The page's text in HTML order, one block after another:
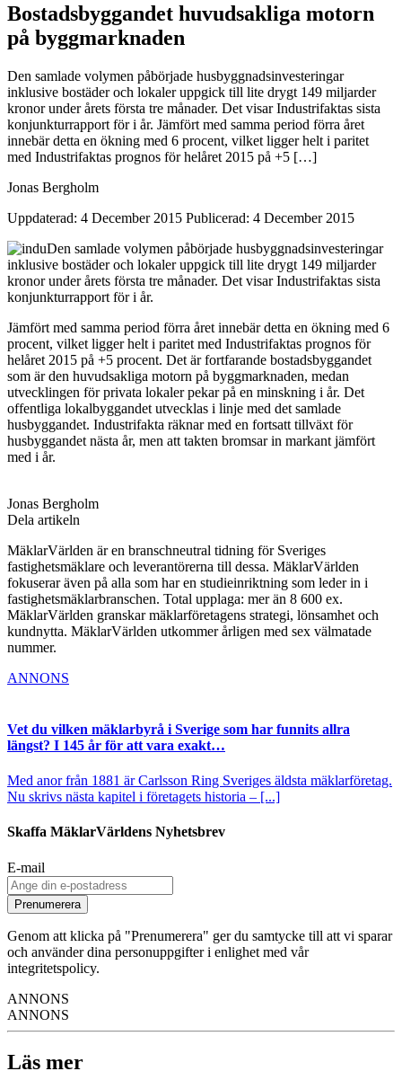
Bostadsbyggandet huvudsakliga motorn
på byggmarknaden
Den samlade volymen påbörjade husbyggnadsinvesteringar
inklusive bostäder och lokaler uppgick till lite drygt 149 miljarder
kronor under årets första tre månader. Det visar Industrifaktas sista
konjunkturrapport för i år. Jämfört med samma period förra året
innebär detta en ökning med 6 procent, vilket ligger helt i paritet
med Industrifaktas prognos för helåret 2015 på +5 […]
Jonas Bergholm
Uppdaterad: 4 December 2015 Publicerad: 4 December 2015
Den samlade volymen påbörjade husbyggnadsinvesteringar
inklusive bostäder och lokaler uppgick till lite drygt 149 miljarder
kronor under årets första tre månader. Det visar Industrifaktas sista
konjunkturrapport för i år.
Jämfört med samma period förra året innebär detta en ökning med 6
procent, vilket ligger helt i paritet med Industrifaktas prognos för
helåret 2015 på +5 procent. Det är fortfarande bostadsbyggandet
som är den huvudsakliga motorn på byggmarknaden, medan
utvecklingen för privata lokaler pekar på en minskning i år. Det
offentliga lokalbyggandet utvecklas i linje med det samlade
husbyggandet. Industrifakta räknar med en fortsatt tillväxt för
husbyggandet nästa år, men att takten bromsar in markant jämfört
med i år.
Jonas Bergholm
Dela artikeln
MäklarVärlden är en branschneutral tidning för Sveriges
fastighetsmäklare och leverantörerna till dessa. MäklarVärlden
fokuserar även på alla som har en studieinriktning som leder in i
fastighetsmäklarbranschen. Total upplaga: mer än 8 600 ex.
MäklarVärlden granskar mäklarföretagens strategi, lönsamhet och
kundnytta. MäklarVärlden utkommer årligen med sex välmatade
nummer.
ANNONS
Vet du vilken mäklarbyrå i Sverige som har funnits allra
längst? I 145 år för att vara exakt…
Med anor från 1881 är Carlsson Ring Sveriges äldsta mäklarföretag.
Nu skrivs nästa kapitel i företagets historia – [...]
Skaffa MäklarVärldens Nyhetsbrev
E-mail
Prenumerera
Genom att klicka på "Prenumerera" ger du samtycke till att vi sparar
och använder dina personuppgifter i enlighet med vår
integritetspolicy.
ANNONS
ANNONS
Läs mer